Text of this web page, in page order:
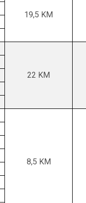
19,5 KM
22 KM
8,5 KM